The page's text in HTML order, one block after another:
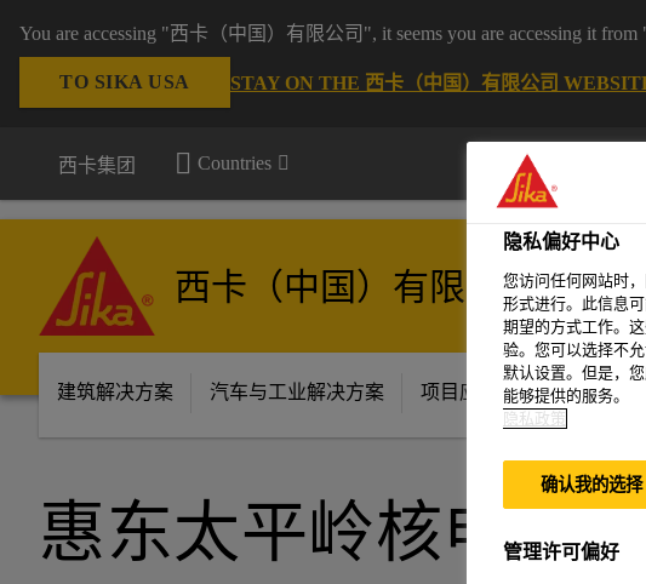
You are accessing "西卡（中国）有限公司", it seems you are accessing it
TO SIKA USA STAY ON THE 西卡（中国）有限公司
西卡集团 Countries
西卡（中国）有限公司
建筑解决方案 汽车与工业解决方案 项目应用场景 精选案例
惠东太平岭核电站
隐私偏好中心
您访问任何网站时
形式进行。此信息
期望的方式工作。
验。您可以选择不
默认设置。但是，
能够提供的服务。
隐私政策
确认我的选择
管理许可偏好